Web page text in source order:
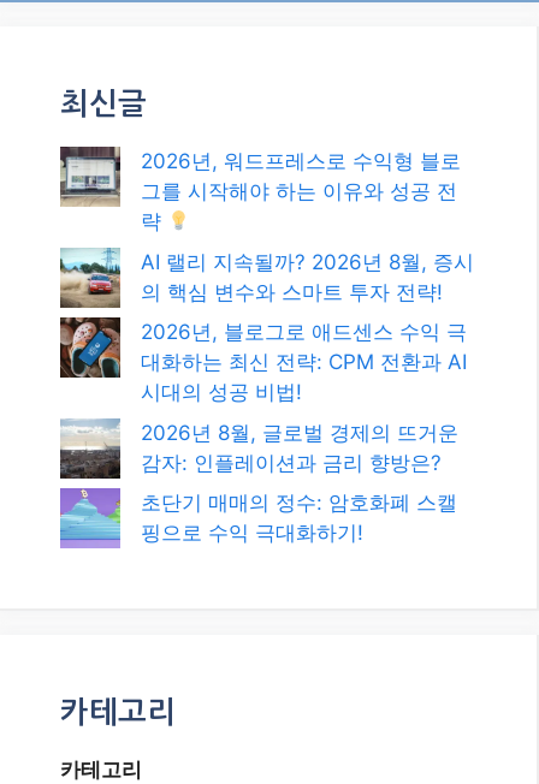
최신글
2026년, 워드프레스로 수익형 블로
그를 시작해야 하는 이유와 성공 전
략
AI 랠리 지속될까? 2026년 8월, 증시
의 핵심 변수와 스마트 투자 전략!
2026년, 블로그로 애드센스 수익 극
대화하는 최신 전략: CPM 전환과 AI
시대의 성공 비법!
2026년 8월, 글로벌 경제의 뜨거운
감자: 인플레이션과 금리 향방은?
초단기 매매의 정수: 암호화폐 스캘
핑으로 수익 극대화하기!
카테고리
카테고리